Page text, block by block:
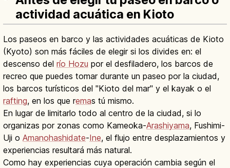
actividad acuática en Kioto
Los paseos en barco y las actividades acuáticas de Kioto
(Kyoto) son más fáciles de elegir si los divides en: el
descenso del río Hozu por el desfiladero, los barcos de
recreo que puedes tomar durante un paseo por la ciudad,
los barcos turísticos del "Kioto del mar" y el kayak o el
rafting, en los que remas tú mismo.
En lugar de limitarlo todo al centro de la ciudad, si lo
organizas por zonas como Kameoka-Arashiyama, Fushimi-
Uji o Amanohashidate-Ine, el flujo entre desplazamientos y
experiencias resultará más natural.
Como hay experiencias cuya operación cambia según el